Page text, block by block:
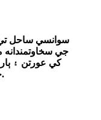
سوانسي ساحل تي
جي
کي عورتن ۽
خوشيون ۽ نوان تجربا آڻڻ ۾ مدد ڪئي.